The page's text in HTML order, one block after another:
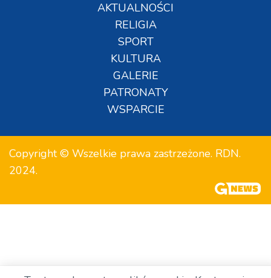
AKTUALNOŚCI
RELIGIA
SPORT
KULTURA
GALERIE
PATRONATY
WSPARCIE
Copyright © Wszelkie prawa zastrzeżone. RDN.
2024.